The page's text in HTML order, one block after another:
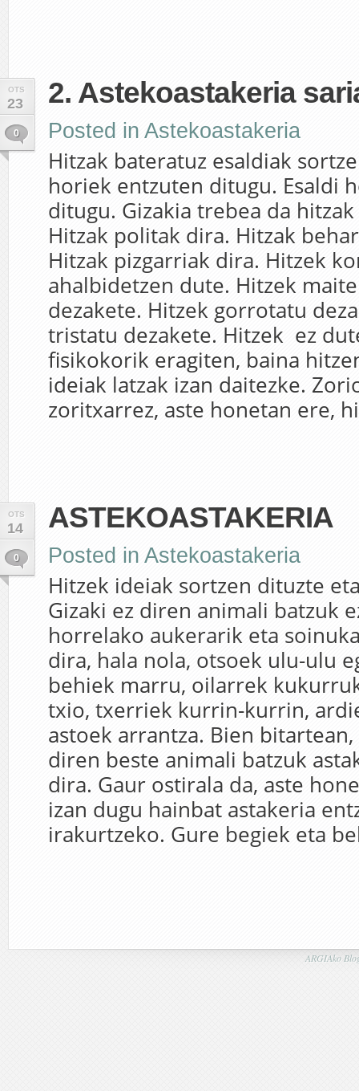
OTS
23
0
2. Astekoastakeria
Posted in Astekoastakeria
Hitzak bateratuz esaldiak
horiek entzuten ditugu. Esaldi
ditugu. Gizakia trebea da
Hitzak politak dira. Hitzak
Hitzak pizgarriak dira. Hitzek
ahalbidetzen dute. Hitzek
dezakete. Hitzek gorrotatu
tristatu dezakete. Hitzek ez
fisikokorik eragiten, baina
ideiak latzak izan daitezke.
zoritxarrez, aste honetan ere,
OTS
14
0
ASTEKOASTAKERIA
Posted in Astekoastakeria
Hitzek ideiak sortzen dituzte
Gizaki ez diren animali batzuk
horrelako aukerarik eta
dira, hala nola, otsoek ulu-ulu
behiek marru, oilarrek
txio, txerriek kurrin-kurrin,
astoek arrantza. Bien
diren beste animali batzuk
dira. Gaur ostirala da, aste
izan dugu hainbat astakeria
irakurtzeko. Gure begiek eta
ARGIAko